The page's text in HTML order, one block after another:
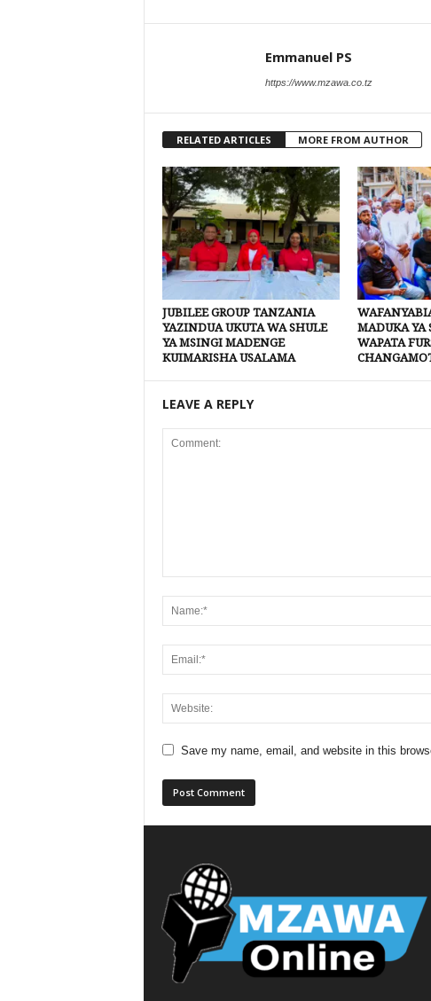
Emmanuel PS
https://www.mzawa.co.tz
RELATED ARTICLES MORE FROM AUTHOR
JUBILEE GROUP TANZANIA
YAZINDUA UKUTA WA SHULE
YA MSINGI MADENGE
KUIMARISHA USALAMA
MADUKA YA
WAPATA
LEAVE A REPLY
Save my name, email, and website in this